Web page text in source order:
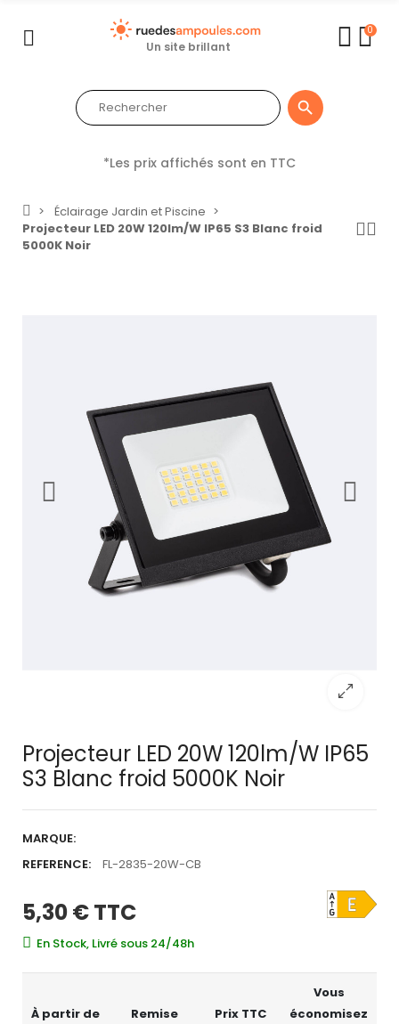
Un site brillant
0

*Les prix affichés sont en TTC
Éclairage Jardin et Piscine
Projecteur LED 20W 120lm/W IP65 S3 Blanc froid
5000K Noir
Projecteur LED 20W 120lm/W IP65
S3 Blanc froid 5000K Noir
MARQUE:
REFERENCE:
FL-2835-20W-CB
5,30 €TTC
En Stock, Livré sous 24/48h
À partir de Remise Prix TTC
Vous
économisez